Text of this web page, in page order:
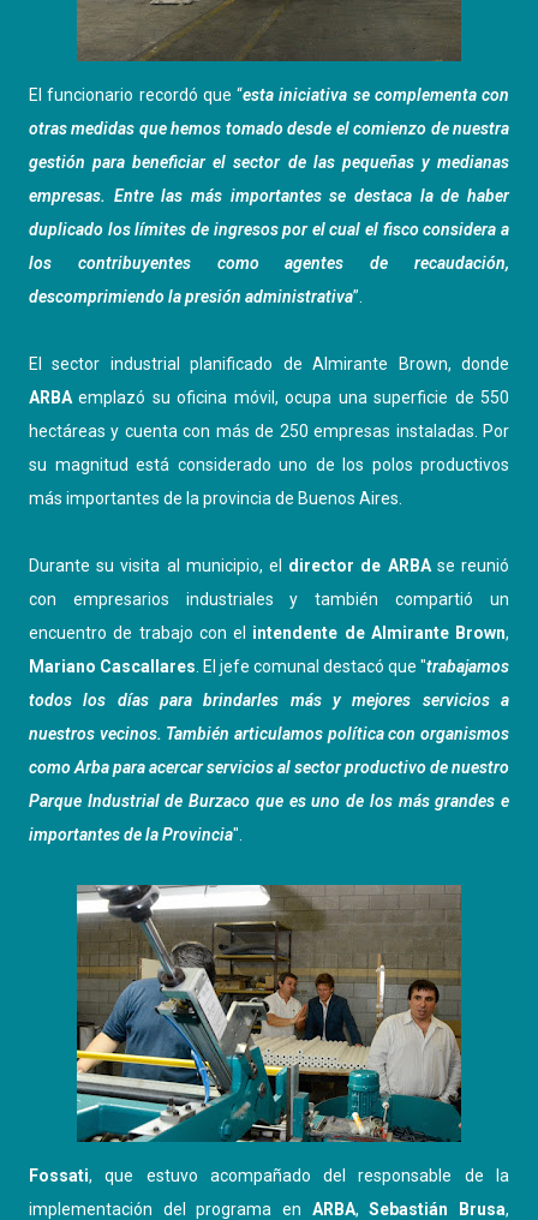
El funcionario recordó que “esta iniciativa se complementa con
otras medidas que hemos tomado desde el comienzo de nuestra
gestión para beneficiar el sector de las pequeñas y medianas
empresas. Entre las más importantes se destaca la de haber
duplicado los límites de ingresos por el cual el fisco considera a
los contribuyentes como agentes de recaudación,
descomprimiendo la presión administrativa”.
El sector industrial planificado de Almirante Brown, donde
ARBA emplazó su oficina móvil, ocupa una superficie de 550
hectáreas y cuenta con más de 250 empresas instaladas. Por
su magnitud está considerado uno de los polos productivos
más importantes de la provincia de Buenos Aires.
Durante su visita al municipio, el director de ARBAse reunió
con empresarios industriales y también compartió un
encuentro de trabajo con el intendente de Almirante Brown,
Mariano Cascallares . El jefe comunal destacó que "trabajamos
todos los días para brindarles más y mejores servicios a
nuestros vecinos. También articulamos política con organismos
como Arba para acercar servicios al sector productivo de nuestro
Parque Industrial de Burzaco que es uno de los más grandes e
importantes de la Provincia".
Fossati, que estuvo acompañado del responsable de la
implementación del programa en ARBA,Sebastián Brusa,